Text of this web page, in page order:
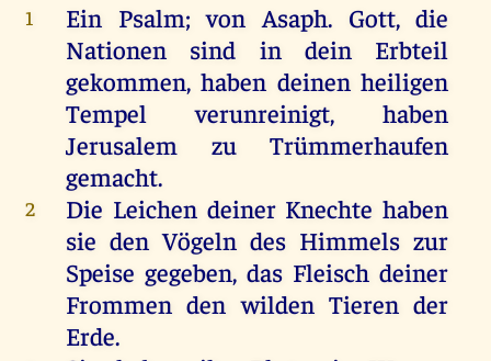
1 Ein Psalm;von Asaph. Gott,die
Nationen sind in dein
Erbteil
gekommen,haben deinen heiligen
Tempel
verunreinigt,haben
Jerusalem
zuTrümmerhaufen
gemacht.
2 Die Leichen deiner Knechte haben
sie den Vögeln des Himmels zur
Speise gegeben, das Fleisch deiner
Frommen den wilden Tieren der
Erde.